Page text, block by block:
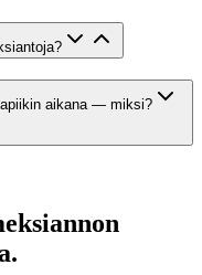
aikana — miksi?